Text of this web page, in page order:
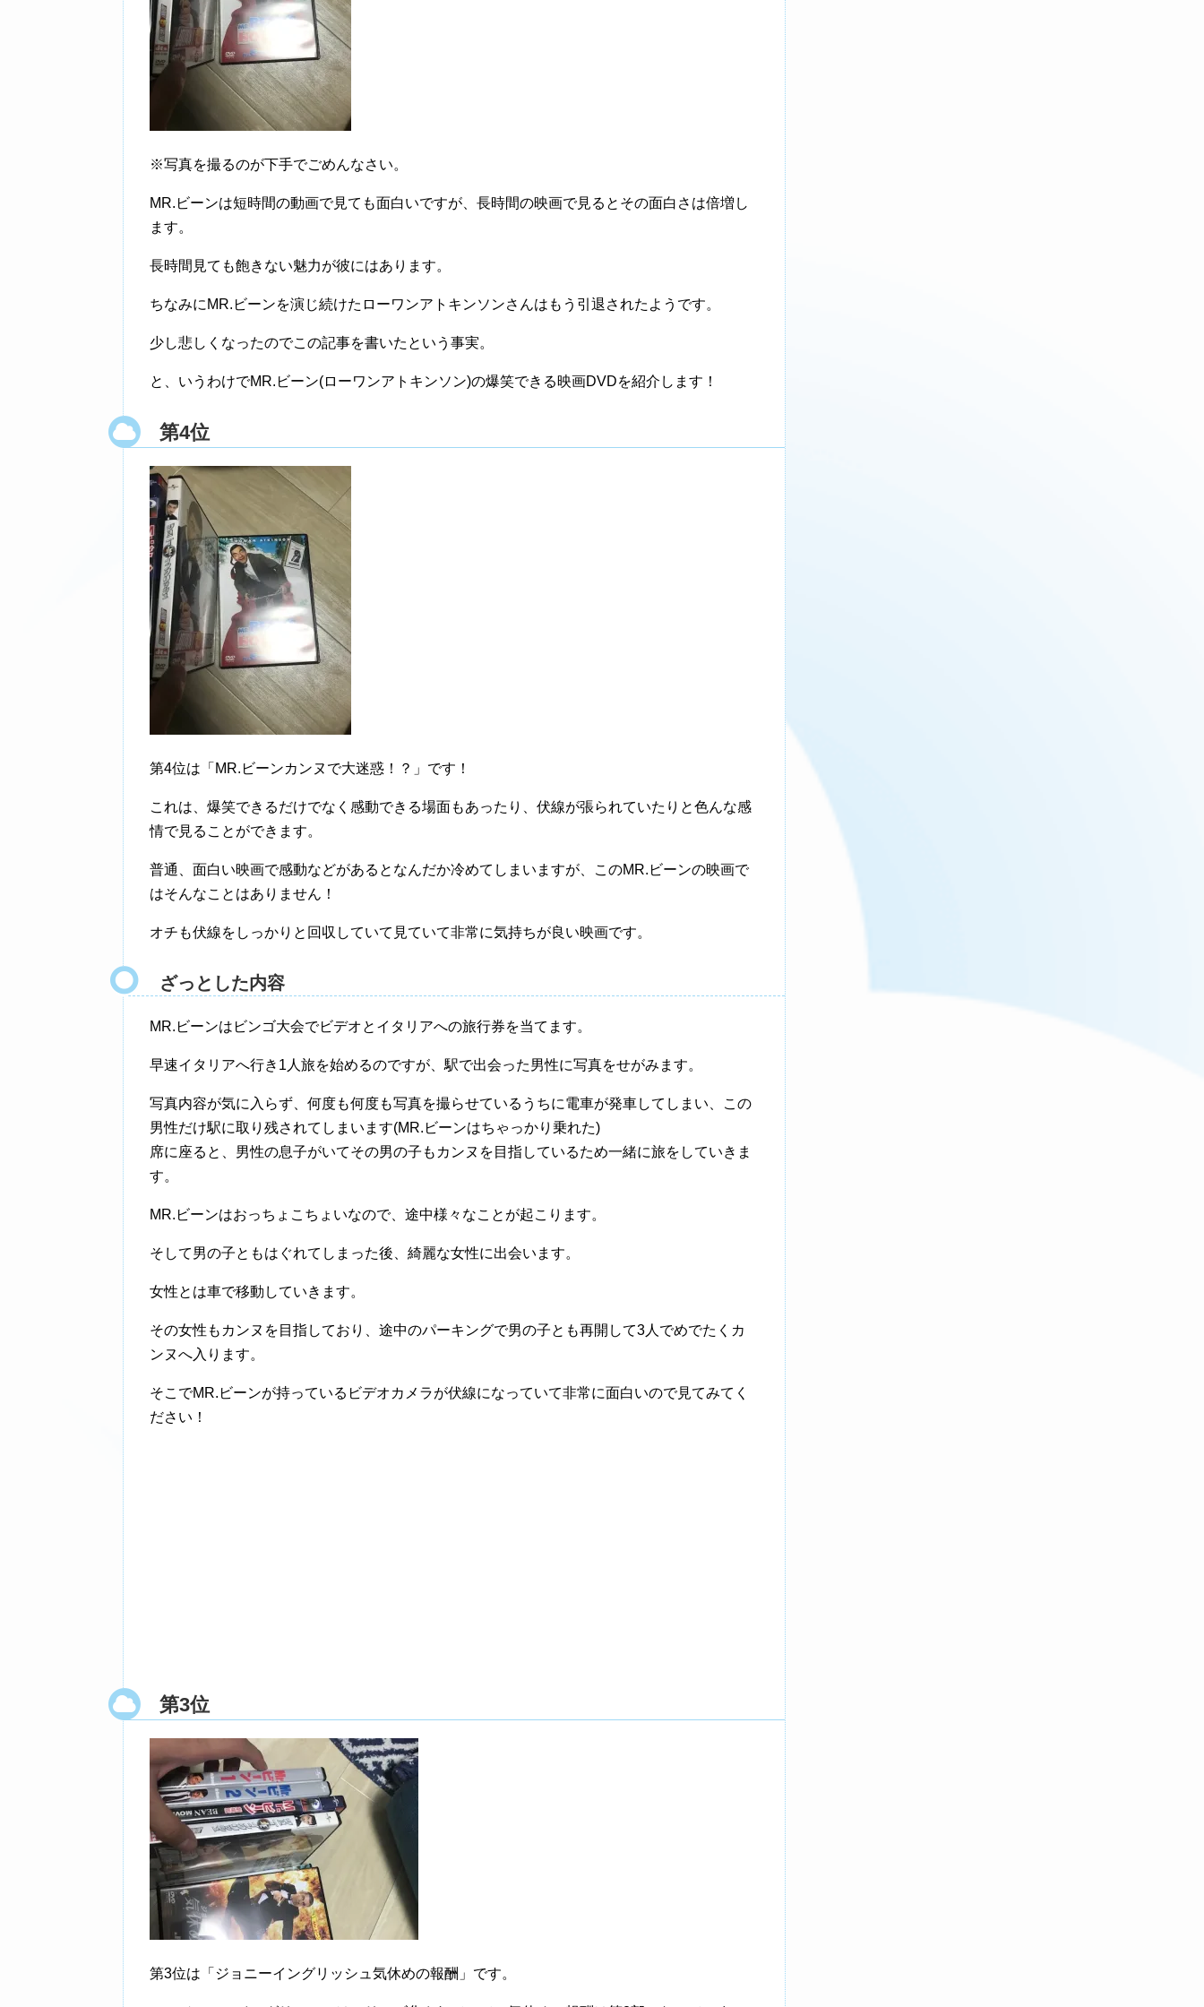
※写真を撮るのが下手でごめんなさい。
MR.ビーンは短時間の動画で見ても面白いですが、長時間の映画で見るとその面白さは倍増し
ます。
長時間見ても飽きない魅力が彼にはあります。
ちなみにMR.ビーンを演じ続けたローワンアトキンソンさんはもう引退されたようです。
少し悲しくなったのでこの記事を書いたという事実。
と、いうわけでMR.ビーン(ローワンアトキンソン)の爆笑できる映画DVDを紹介します！
第4位
第4位は「MR.ビーンカンヌで大迷惑！？」です！
これは、爆笑できるだけでなく感動できる場面もあったり、伏線が張られていたりと色んな感
情で見ることができます。
普通、面白い映画で感動などがあるとなんだか冷めてしまいますが、このMR.ビーンの映画で
はそんなことはありません！
オチも伏線をしっかりと回収していて見ていて非常に気持ちが良い映画です。
ざっとした内容
MR.ビーンはビンゴ大会でビデオとイタリアへの旅行券を当てます。
早速イタリアへ行き1人旅を始めるのですが、駅で出会った男性に写真をせがみます。
写真内容が気に入らず、何度も何度も写真を撮らせているうちに電車が発車してしまい、この
男性だけ駅に取り残されてしまいます(MR.ビーンはちゃっかり乗れた)
席に座ると、男性の息子がいてその男の子もカンヌを目指しているため一緒に旅をしていきま
す。
MR.ビーンはおっちょこちょいなので、途中様々なことが起こります。
そして男の子ともはぐれてしまった後、綺麗な女性に出会います。
女性とは車で移動していきます。
その女性もカンヌを目指しており、途中のパーキングで男の子とも再開して3人でめでたくカ
ンヌへ入ります。
そこでMR.ビーンが持っているビデオカメラが伏線になっていて非常に面白いので見てみてく
ださい！
第3位
第3位は「ジョニーイングリッシュ気休めの報酬」です。